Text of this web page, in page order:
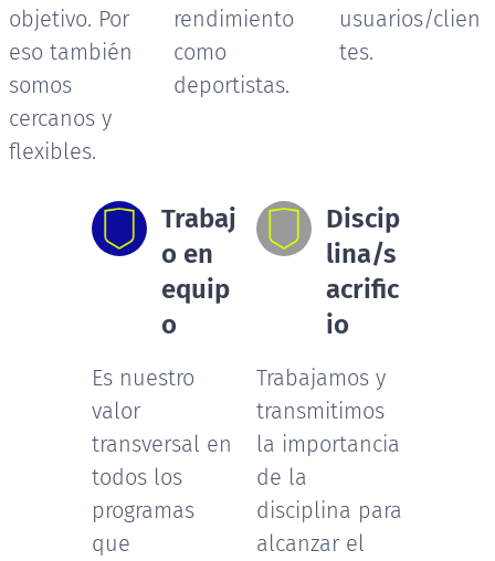
objetivo. Por
eso también
somos
cercanos y
flexibles.
rendimiento
como
deportistas.
usuarios/clien
tes.
Trabaj
o en
equip
o
Es nuestro
valor
transversal en
todos los
programas
que
Discip
lina/s
acrific
io
Trabajamos y
transmitimos
la importancia
de la
disciplina para
alcanzar el